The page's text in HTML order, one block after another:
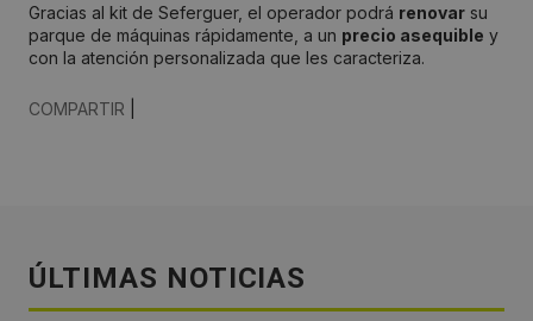
Gracias al kit de Seferguer, el operador podrá renovar su
parque de máquinas rápidamente, a un precio asequible y
con la atención personalizada que les caracteriza.
COMPARTIR
ÚLTIMAS NOTICIAS